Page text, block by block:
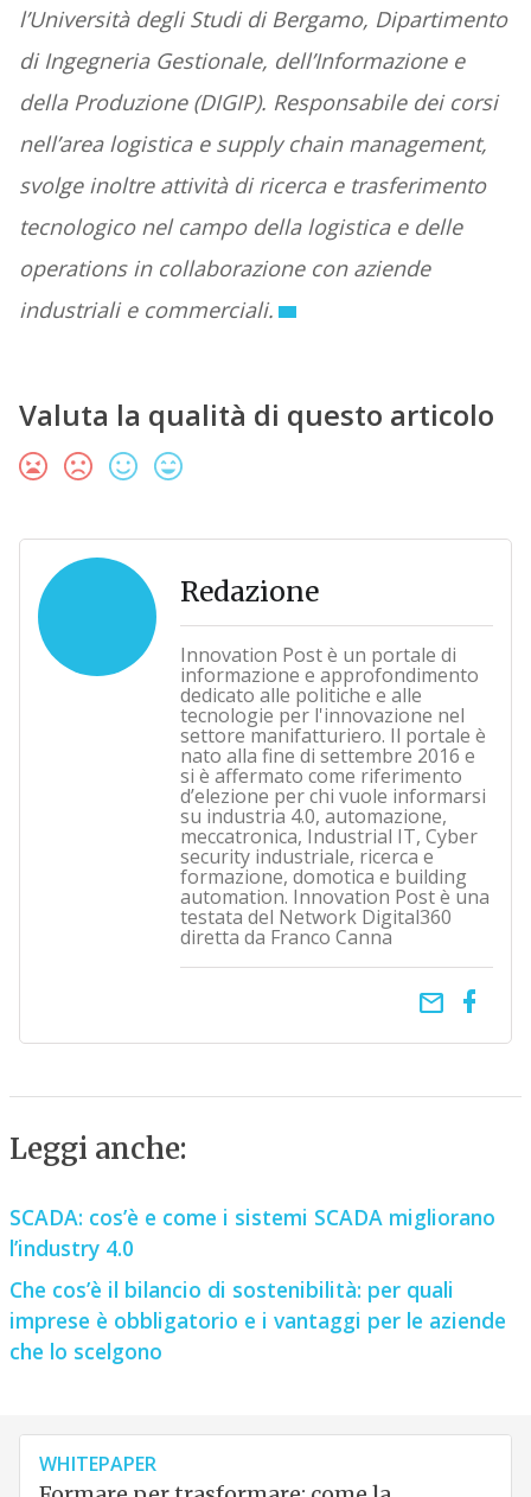
l’Università degli Studi di Bergamo, Dipartimento
di Ingegneria Gestionale, dell’Informazione e
della Produzione (DIGIP). Responsabile dei corsi
nell’area logistica e supply chain management,
svolge inoltre attività di ricerca e trasferimento
tecnologico nel campo della logistica e delle
operations in collaborazione con aziende
industriali e commerciali.
Valuta la qualità di questo articolo
Redazione
Innovation Post è un portale di
informazione e approfondimento
dedicato alle politiche e alle
tecnologie per l'innovazione nel
settore manifatturiero. Il portale è
nato alla fine di settembre 2016 e
si è affermato come riferimento
d’elezione per chi vuole informarsi
su industria 4.0, automazione,
meccatronica, Industrial IT, Cyber
security industriale, ricerca e
formazione, domotica e building
automation. Innovation Post è una
testata del Network Digital360
diretta da Franco Canna
email
Leggi anche:
SCADA: cos’è e come i sistemi SCADA migliorano
l’industry 4.0
Che cos’è il bilancio di sostenibilità: per quali
imprese è obbligatorio e i vantaggi per le aziende
che lo scelgono
WHITEPAPER